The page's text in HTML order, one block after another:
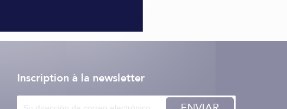
Inscription à la newsletter